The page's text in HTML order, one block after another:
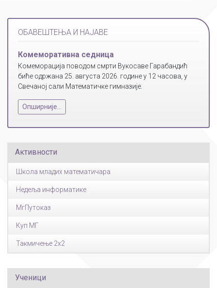
ОБАВЕШТЕЊА И НАЈАВЕ
Комеморативна седница
Комеморација поводом смрти Вукосаве Гарабандић
биће одржана 25. августа 2026. године у 12 часова, у
Свечаној сали Математичке гимназије.
Опширније...
Активности
Школа младих математичара
Недеља информатике
МгПутоказ
Куп МГ
Такмичење 2x2
Ученици